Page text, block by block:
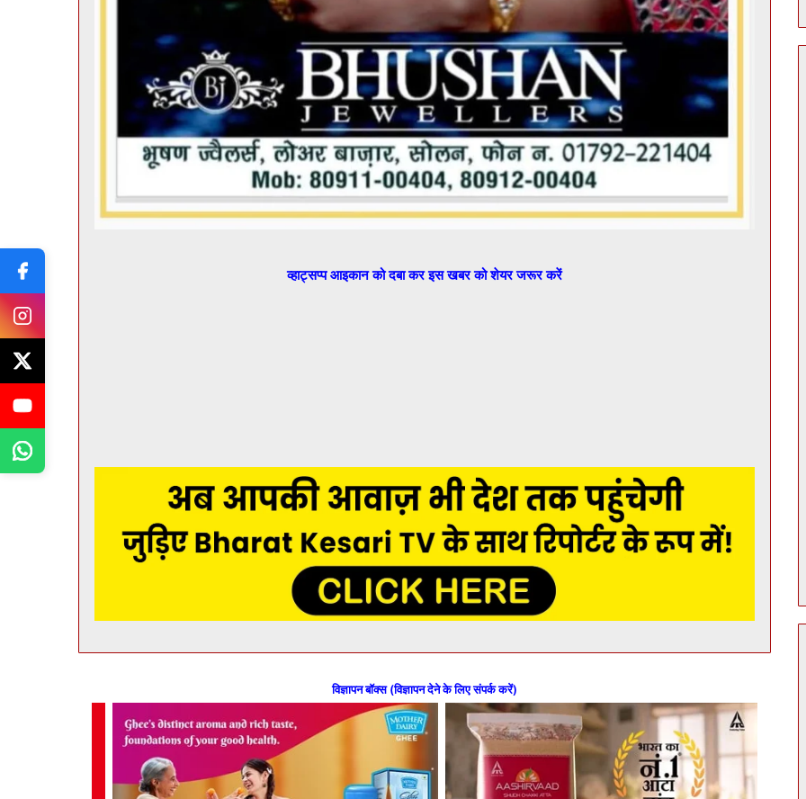
व्हाट्सप्प आइकान को दबा कर इस खबर को शेयर जरूर करें
विज्ञापन बॉक्स (विज्ञापन देने के लिए संपर्क करें)